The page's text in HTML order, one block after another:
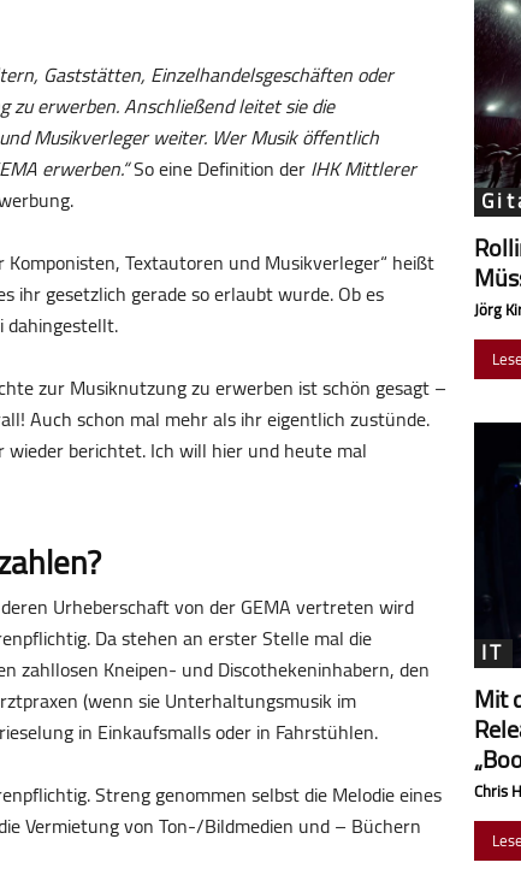
Gaststätten, Einzelhandelsgeschäften oder
erwerben. Anschließend leitet sie die
Musikverleger weiter. Wer Musik öffentlich
erwerben.“So eine Definition derIHK Mittlerer
Textautoren und Musikverleger“ heißt
ihr gesetzlich gerade so erlaubt wurde. Ob es
dahingestellt.
zur Musiknutzung zu erwerben ist schön gesagt –
Auch schon mal mehr als ihr eigentlich zustünde.
berichtet. Ich will hier und heute mal
Urheberschaft von der GEMA vertreten wird
Da stehen an erster Stelle mal die
zahllosen Kneipen- und Discothekeninhabern, den
(wenn sie Unterhaltungsmusik im
in Einkaufsmalls oder in Fahrstühlen.
Streng genommen selbst die Melodie eines
Vermietung von Ton-/Bildmedien und – Büchern
Jörg
IT
Mit
Chris